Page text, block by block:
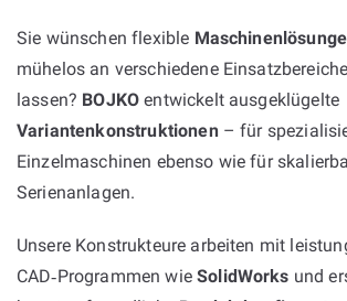
Sie wünschen flexible
mühelos an verschiedene
lassen? BOJKO entwickelt ausgeklügelte
Variantenkonstruktionen– für
Einzelmaschinen ebenso wie für
Serienanlagen.
Unsere Konstrukteure arbeiten mit
CAD‑Programmen wieSolidWorks und